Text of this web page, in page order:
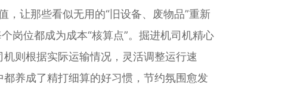
让那些看似无用的“旧设备、废物品”重新
岗位都成为成本“核算点”。掘进机司机精心
则根据实际运输情况，灵活调整运行速
养成了精打细算的好习惯，节约氛围愈发